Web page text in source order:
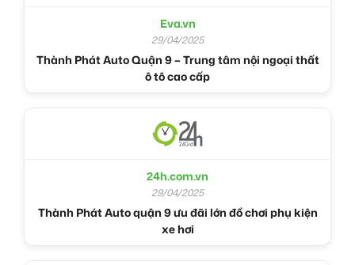
Eva.vn
29/04/2025
Thành Phát Auto Quận 9 – Trung tâm nội ngoại thất
ô tô cao cấp
24h.com.vn
29/04/2025
Thành Phát Auto quận 9 ưu đãi lớn đồ chơi phụ kiện
xe hơi